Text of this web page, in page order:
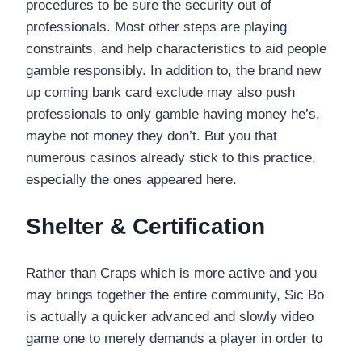
procedures to be sure the security out of
professionals. Most other steps are playing
constraints, and help characteristics to aid people
gamble responsibly. In addition to, the brand new
up coming bank card exclude may also push
professionals to only gamble having money he’s,
maybe not money they don’t. But you that
numerous casinos already stick to this practice,
especially the ones appeared here.
Shelter & Certification
Rather than Craps which is more active and you
may brings together the entire community, Sic Bo
is actually a quicker advanced and slowly video
game one to merely demands a player in order to